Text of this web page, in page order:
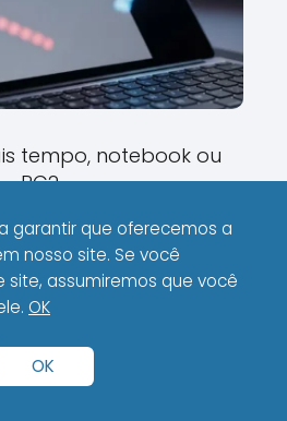
tempo, notebook ou
PC?
garantir que oferecemos a
nosso site. Se você
site, assumiremos que você
OK
OK